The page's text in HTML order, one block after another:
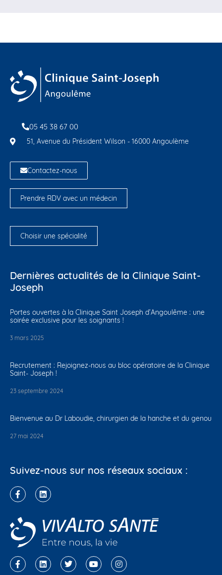
05 45 38 67 00
51, Avenue du Président Wilson - 16000 Angoulème
Contactez-nous
Prendre RDV avec un médecin
Choisir une spécialité
Dernières actualités de la Clinique Saint-
Joseph
Portes ouvertes à la Clinique Saint Joseph d’Angoulême : une
soirée exclusive pour les soignants !
3 mars 2025
Recrutement : Rejoignez-nous au bloc opératoire de la Clinique
Saint- Joseph !
23 septembre 2024
Bienvenue au Dr Laboudie, chirurgien de la hanche et du genou
27 mai 2024
Suivez-nous sur nos réseaux sociaux :